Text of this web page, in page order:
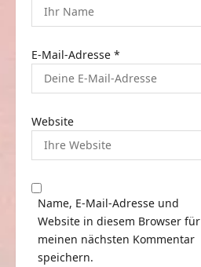
E-Mail-Adresse *
Website
Name, E-Mail-Adresse und
Website in diesem Browser für
meinen nächsten Kommentar
speichern.